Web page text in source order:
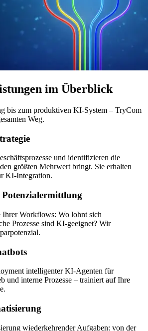
im Überblick
bis zum produktiven KI-System – TryCom
Weg.
und identifizieren die
größten Mehrwert bringt. Sie erhalten
KI-Integration.
Potenzialermittlung
Ihrer Workflows: Wo lohnt sich
Prozesse sind KI-geeignet? Wir
intelligenter KI-Agenten für
und interne Prozesse – trainiert auf Ihre
wiederkehrender Aufgaben: von der